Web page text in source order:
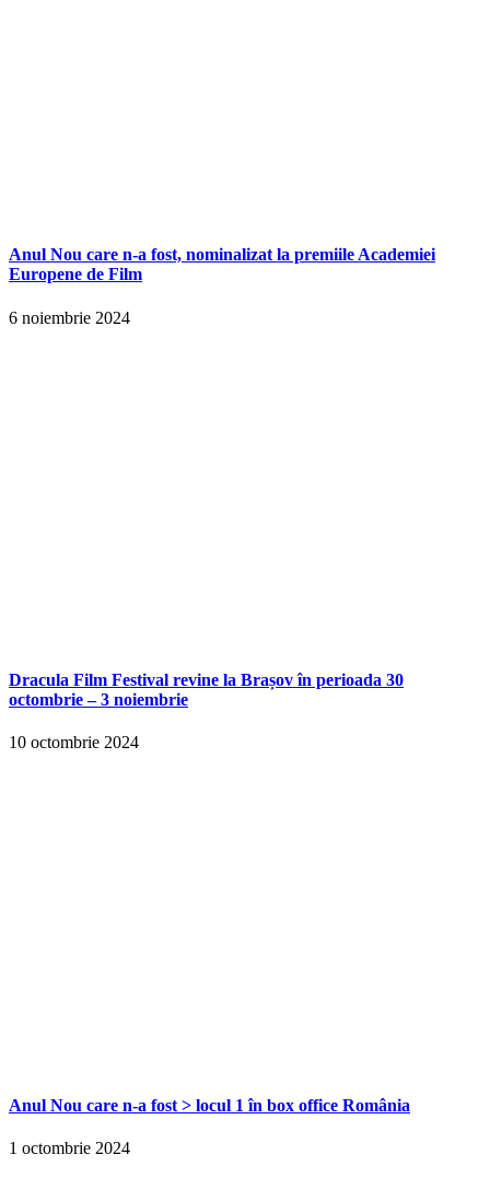
Anul Nou care n-a fost, nominalizat la premiile Academiei
Europene de Film
6 noiembrie 2024
Dracula Film Festival revine la Brașov în perioada 30
octombrie – 3 noiembrie
10 octombrie 2024
Anul Nou care n-a fost > locul 1 în box office România
1 octombrie 2024